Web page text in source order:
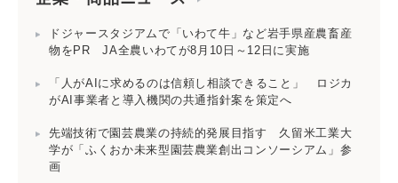
ドジャースタジアムで「いわて牛」など岩手県産農畜産
物をPR JA全農いわてが8月10日～12日に実施
「人がAIに求めるのは信頼し相談できること」 ロジカ
がAI事業者と導入機関の共通指針案を策定へ
先端技術で園芸農業の持続的発展目指す 久留米工業大
学が「ふくおか未来型園芸農業創出コンソーシアム」参
画